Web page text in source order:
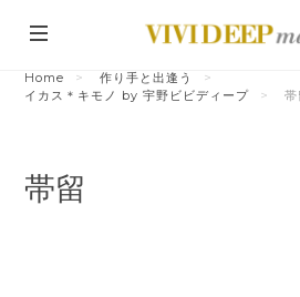
Home
作り手と出逢う
イカス＊キモノ by 宇野ビビディープ
帯
帯留